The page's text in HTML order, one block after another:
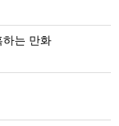
하는 만화